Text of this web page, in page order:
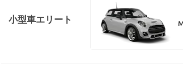
小型車エリート